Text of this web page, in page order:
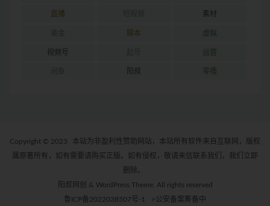
直播 素材
脚本 虚拟
视频号 运营
阳叔 零撸
Copyright © 2023
本站为非盈利性赞助网站，本站所有软件来自互联网，版权
属原著所有，如有需要请购买正版。如有侵权，敬请来信联系我们，我们立即
删除。
阳叔网创 & WordPress Theme. All rights reserved
鲁ICP备2022038507号-1
>公安备案筹备中